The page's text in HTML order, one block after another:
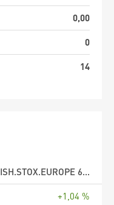
0,00
0
14
ISH.STOX.EUROPE 6...
+1,04 %